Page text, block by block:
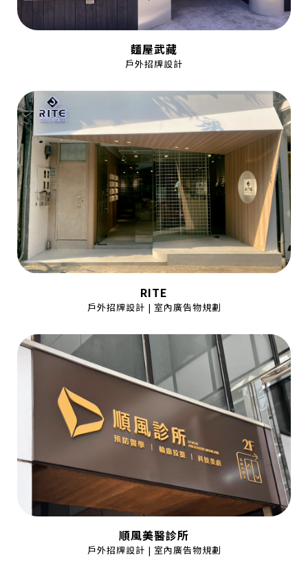
麵屋武藏
戶外招牌設計
RITE
戶外招牌設計 | 室內廣告物規劃
順風美醫診所
戶外招牌設計 | 室內廣告物規劃